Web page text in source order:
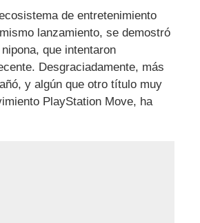
de entretenimiento
lanzamiento, se demostró
que intentaron
Desgraciadamente, más
y algún que otro título muy
PlayStation Move, ha